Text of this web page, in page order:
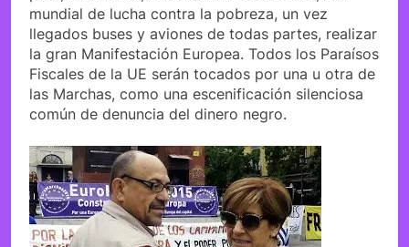
mundial de lucha contra la pobreza, un vez
llegados buses y aviones de todas partes, realizar
la gran Manifestación Europea. Todos los Paraísos
Fiscales de la UE serán tocados por una u otra de
las Marchas, como una escenificación silenciosa
común de denuncia del dinero negro.